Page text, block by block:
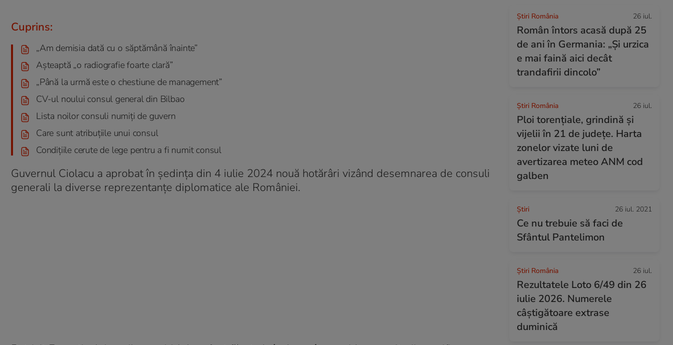
Cuprins:
„Am demisia dată cu o săptămână înainte”
Așteaptă „o radiografie foarte clară”
„Până la urmă este o chestiune de management”
CV-ul noului consul general din Bilbao
Lista noilor consuli numiți de guvern
Care sunt atribuțiile unui consul
Condițiile cerute de lege pentru a fi numit consul
Guvernul Ciolacu a aprobat în ședința din 4 iulie 2024 nouă hotărâri vizând desemnarea de consuli
generali la diverse reprezentanțe diplomatice ale României.
Știri România 26 iul.
Român întors acasă după 25
de ani în Germania: „Și urzica
e mai faină aici decât
trandafirii dincolo”
Știri România 26 iul.
Ploi torențiale, grindină și
vijelii în 21 de județe. Harta
zonelor vizate luni de
avertizarea meteo ANM cod
galben
Ştiri 26 iul. 2021
Ce nu trebuie să faci de
Sfântul Pantelimon
Știri România 26 iul.
Rezultatele Loto 6/49 din 26
iulie 2026. Numerele
câștigătoare extrase
duminică